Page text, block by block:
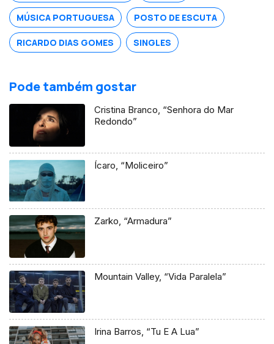
MÚSICA PORTUGUESA POSTO DE ESCUTA
RICARDO DIAS GOMES SINGLES
Pode também gostar
Cristina Branco, “Senhora do Mar
Redondo”
Ícaro, “Moliceiro”
Zarko, “Armadura”
Mountain Valley, “Vida Paralela”
Irina Barros, “Tu E A Lua”